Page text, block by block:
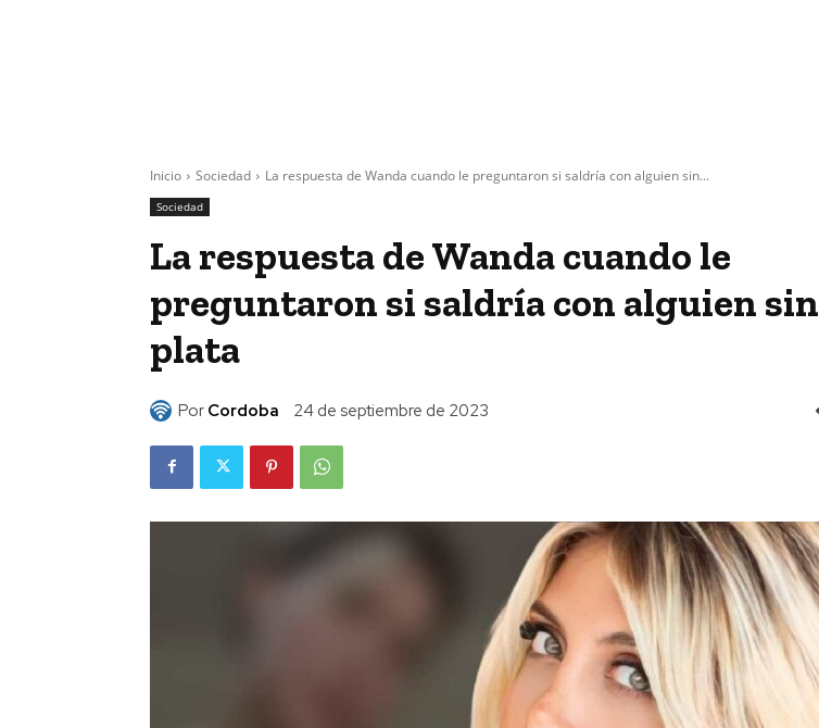
Inicio Sociedad La respuesta de Wanda cuando le preguntaron si saldría con alguien sin...
Sociedad
La respuesta de Wanda cuando le
preguntaron si saldría con alguien sin
plata
Por Cordoba 24 de septiembre de 2023